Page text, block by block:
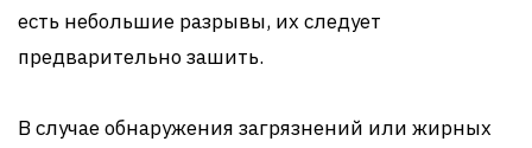
есть небольшие разрывы, их следует
предварительно зашить.
В случае обнаружения загрязнений или жирных